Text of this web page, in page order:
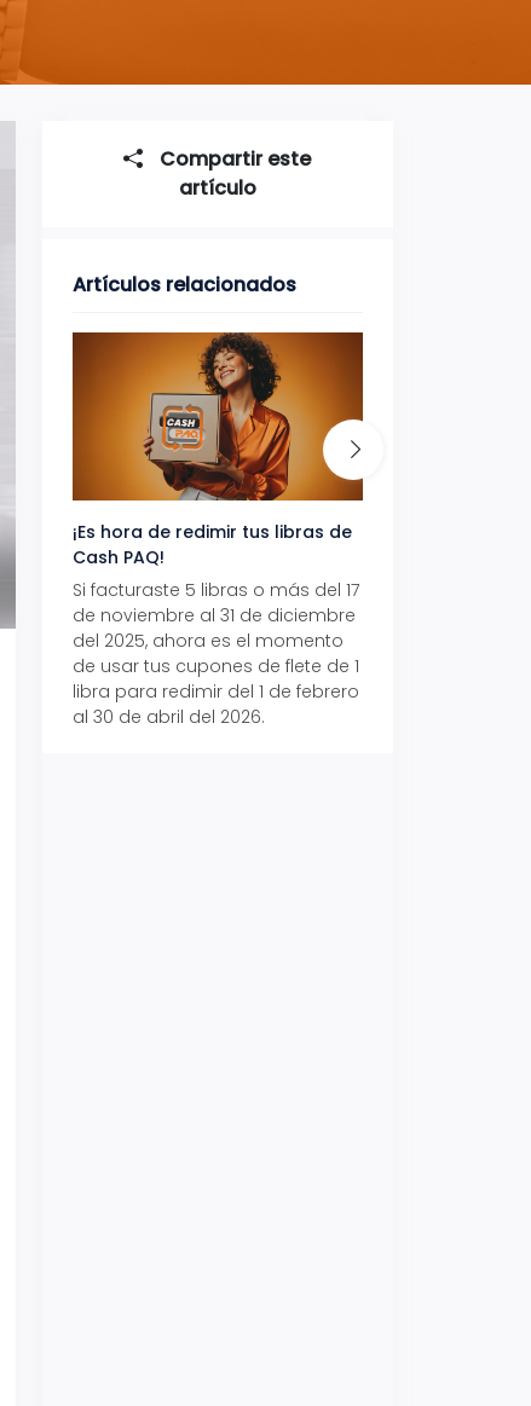
Compartir este
artículo
Artículos relacionados
¡Es hora de redimir tus libras de
Cash PAQ!
Si facturaste 5 libras o más del 17
de noviembre al 31 de diciembre
del 2025, ahora es el momento
de usar tus cupones de flete de 1
libra para redimir del 1 de febrero
al 30 de abril del 2026.